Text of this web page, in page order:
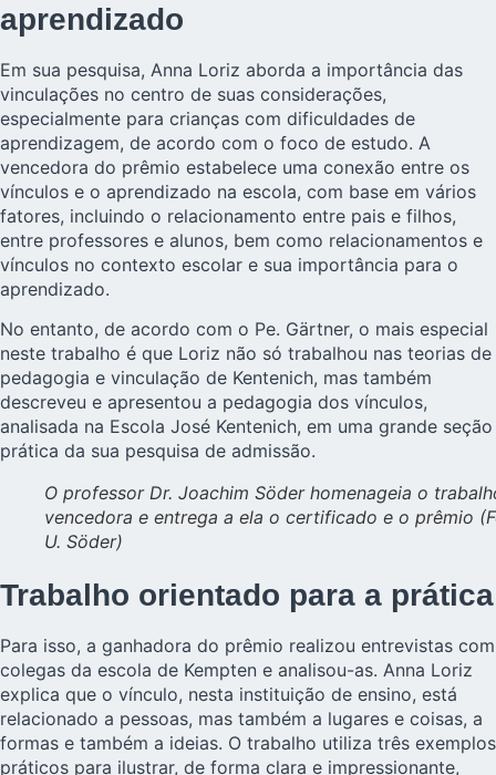
aprendizado
Em sua pesquisa, Anna Loriz aborda a importância das
vinculações no centro de suas considerações,
especialmente para crianças com dificuldades de
aprendizagem, de acordo com o foco de estudo. A
vencedora do prêmio estabelece uma conexão entre os
vínculos e o aprendizado na escola, com base em vários
fatores, incluindo o relacionamento entre pais e filhos,
entre professores e alunos, bem como relacionamentos e
vínculos no contexto escolar e sua importância para o
aprendizado.
No entanto, de acordo com o Pe. Gärtner, o mais especial
neste trabalho é que Loriz não só trabalhou nas teorias de
pedagogia e vinculação de Kentenich, mas também
descreveu e apresentou a pedagogia dos vínculos,
analisada na Escola José Kentenich, em uma grande seção
prática da sua pesquisa de admissão.
O professor Dr. Joachim Söder homenageia o
vencedora e entrega a ela o certificado e o prêmio
U. Söder)
Trabalho orientado para a prática
Para isso, a ganhadora do prêmio realizou entrevistas com
colegas da escola de Kempten e analisou-as. Anna Loriz
explica que o vínculo, nesta instituição de ensino, está
relacionado a pessoas, mas também a lugares e coisas, a
formas e também a ideias. O trabalho utiliza três exemplos
práticos para ilustrar, de forma clara e impressionante,